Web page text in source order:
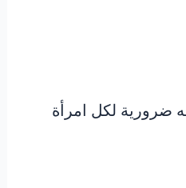
ضرورية لكل امرأة